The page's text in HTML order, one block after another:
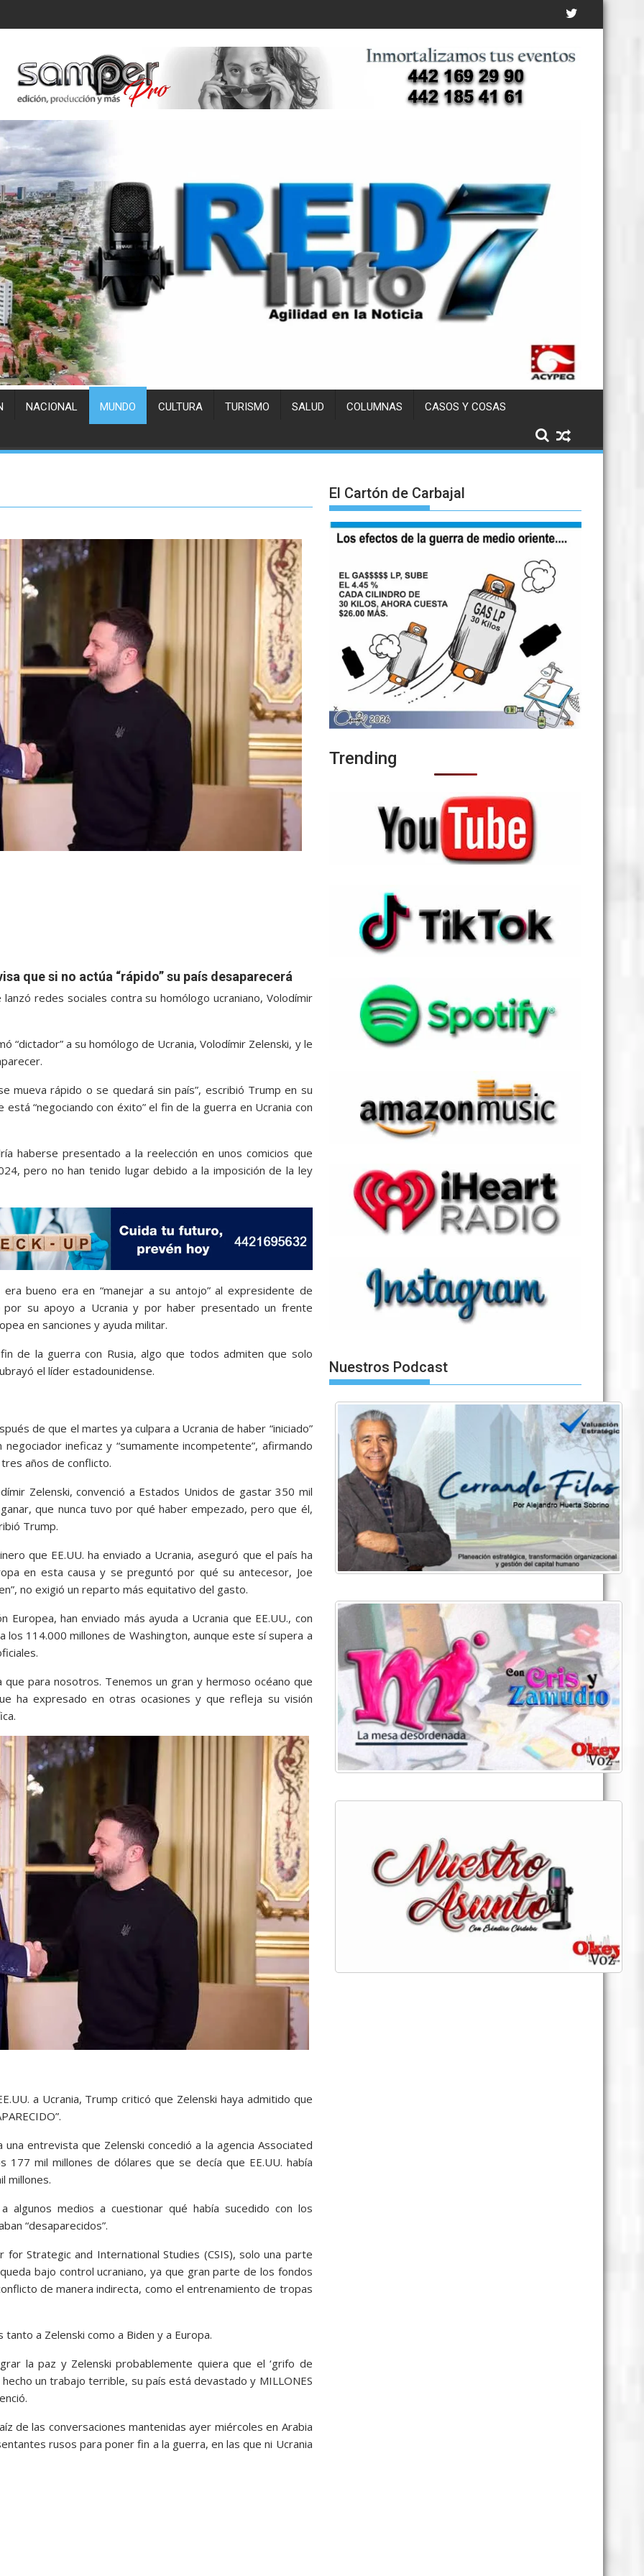
NACIONAL MUNDO CULTURA TURISMO SALUD COLUMNAS CASOS Y COSAS
que si no actúa “rápido” su país desaparecerá
redes sociales contra su homólogo ucraniano, Volodímir
“dictador” a su homólogo de Ucrania, Volodímir Zelenski, y le
mueva rápido o se quedará sin país”, escribió Trump en su
“negociando con éxito” el fin de la guerra en Ucrania con
haberse presentado a la reelección en unos comicios que
pero no han tenido lugar debido a la imposición de la ley
era bueno era en “manejar a su antojo” al expresidente de
por su apoyo a Ucrania y por haber presentado un frente
en sanciones y ayuda militar.
de la guerra con Rusia, algo que todos admiten que solo
el líder estadounidense.
de que el martes ya culpara a Ucrania de haber “iniciado”
ineficaz y “sumamente incompetente”, afirmando
años de conflicto.
Zelenski, convenció a Estados Unidos de gastar 350 mil
que nunca tuvo por qué haber empezado, pero que él,
Trump.
que EE.UU. ha enviado a Ucrania, aseguró que el país ha
en esta causa y se preguntó por qué su antecesor, Joe
no exigió un reparto más equitativo del gasto.
Europea, han enviado más ayuda a Ucrania que EE.UU., con
114.000 millones de Washington, aunque este sí supera a
para nosotros. Tenemos un gran y hermoso océano que
ha expresado en otras ocasiones y que refleja su visión
a Ucrania, Trump criticó que Zelenski haya admitido que
entrevista que Zelenski concedió a la agencia Associated
mil millones de dólares que se decía que EE.UU. había
millones.
algunos medios a cuestionar qué había sucedido con los
“desaparecidos”.
Strategic and International Studies (CSIS), solo una parte
bajo control ucraniano, ya que gran parte de los fondos
de manera indirecta, como el entrenamiento de tropas
a Zelenski como a Biden y a Europa.
la paz y Zelenski probablemente quiera que el ‘grifo de
un trabajo terrible, su país está devastado y MILLONES
de las conversaciones mantenidas ayer miércoles en Arabia
rusos para poner fin a la guerra, en las que ni Ucrania
El Cartón de Carbajal
Trending
Nuestros Podcast